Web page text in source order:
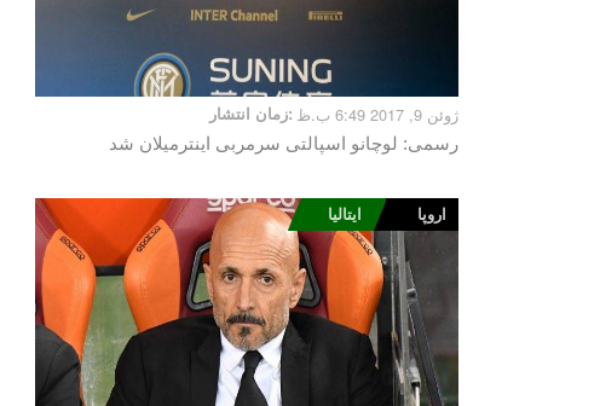
زمان انتشار: ژوئن 9, 2017 6:49 ب.ظ
رسمی: لوچانو اسپالتی سرمربی اینترمیلان شد
اروپا ایتالیا